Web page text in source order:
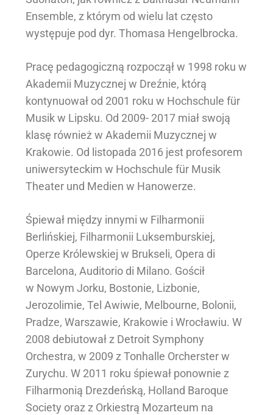
Ensemble, z którym od wielu lat często
występuje pod dyr. Thomasa Hengelbrocka.
Pracę pedagogiczną rozpoczął w 1998 roku w
Akademii Muzycznej w Dreźnie, którą
kontynuował od 2001 roku w Hochschule für
Musik w Lipsku. Od 2009- 2017 miał swoją
klasę również w Akademii Muzycznej w
Krakowie. Od listopada 2016 jest profesorem
uniwersyteckim w Hochschule für Musik
Theater und Medien w Hanowerze.
Śpiewał między innymi w Filharmonii
Berlińskiej, Filharmonii Luksemburskiej,
Operze Królewskiej w Brukseli, Opera di
Barcelona, Auditorio di Milano. Gościł
w Nowym Jorku, Bostonie, Lizbonie,
Jerozolimie, Tel Awiwie, Melbourne, Bolonii,
Pradze, Warszawie, Krakowie i Wrocławiu. W
2008 debiutował z Detroit Symphony
Orchestra, w 2009 z Tonhalle Orcherster w
Zurychu. W 2011 roku śpiewał ponownie z
Filharmonią Drezdeńską, Holland Baroque
Society oraz z Orkiestrą Mozarteum na